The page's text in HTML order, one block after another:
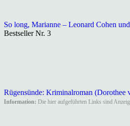
So long, Marianne – Leonard Cohen
Bestseller Nr. 3
Rügensünde: Kriminalroman (Dorothee
Information: Die hier aufgeführten Links sind